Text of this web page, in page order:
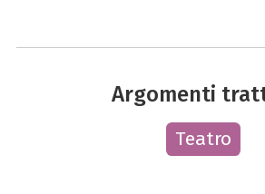
Argomenti
Teatro